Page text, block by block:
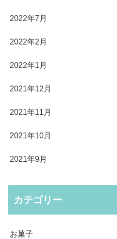
2022年7月
2022年2月
2022年1月
2021年12月
2021年11月
2021年10月
2021年9月
カテゴリー
お菓子